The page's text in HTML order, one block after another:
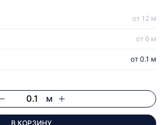
от 0.1 м
от 6 м
от 12 м
м
В КОРЗИНУ